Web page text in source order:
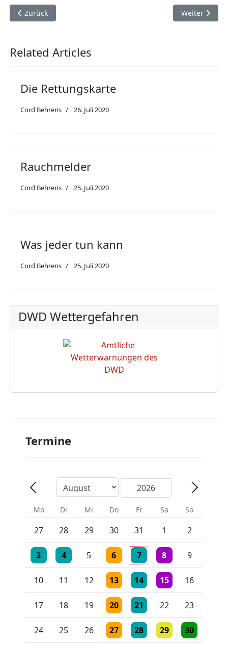
Vorheriger Beitrag: Sicherer Umgang mit E-Bike Akkus
Zurück Nächster
Weiter
Related Articles
Die Rettungskarte
Cord Behrens 26. Juli 2020
Rauchmelder
Cord Behrens 25. Juli 2020
Was jeder tun kann
Cord Behrens 25. Juli 2020
DWD Wettergefahren
Termine
Mo Di Mi Do Fr Sa So
27 28 29 30
Einzelne Veranstaltung
31
Einzelne Veranstaltung
1 2
3
Einzelne Veranstaltung
4
Einzelne Veranstaltung
5 6
Einzelne Veranstaltung
7
Einzelne Veranstaltung
8
2 Veranstaltungen
9
10 11 12 13
Einzelne Veranstaltung
14
Einzelne Veranstaltung
15
Einzelne16
17 18 19 20
Einzelne Veranstaltung
21
Einzelne Veranstaltung
22 23
24 25 26 27
Einzelne Veranstaltung
28
Einzelne Veranstaltung
29
Einzelne30
Einzelne